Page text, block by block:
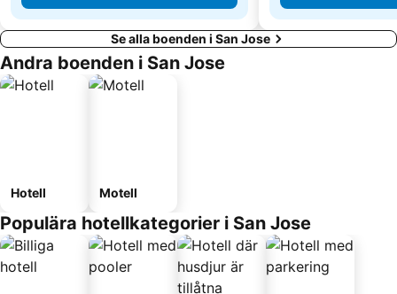
Se alla boenden i San Jose
Andra boenden i San Jose
Hotell Motell
Populära hotellkategorier i San Jose